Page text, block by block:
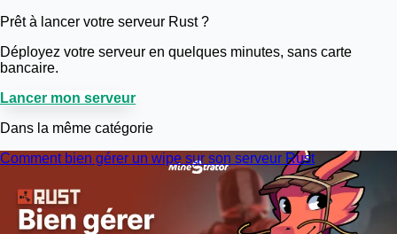
Prêt à lancer votre serveur Rust ?
Déployez votre serveur en quelques minutes, sans carte
bancaire.
Lancer mon serveur
Dans la même catégorie
Comment bien gérer un wipe sur son serveur Rust